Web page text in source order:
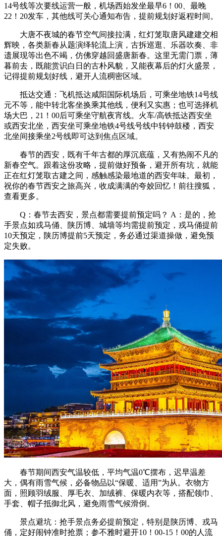
14号线等次要线运营一般，机场西始发坐最早6！00、最晚
22！20发车，其他线可关心通知布告，提前规划好返程时间。
大唐不夜城的春节空气间接拉满，红灯笼取唐风建建交相
辉映，各类新春从题演绎轮流上演，古拆巡逛、乐器吹奏、非
遗展现等出色不竭，仿佛穿越回盛唐新春。这里无需门票，薄
暮前去，既能赏识白日的古朴风貌，又能夜幕后的灯火盛景，
记得提前规划好线，避开人流稠密区域。
抵达交通：飞机抵达咸阳国际机场后，可乘坐地铁14号线
元不等，能中转北客坐换乘其他线，便利又实惠；也可选择机
场大巴，21！00后可乘坐守航夜宵线。火车/高铁抵达西安坐
或西安北坐，西安坐可乘坐地铁4号线号线中转钟鼓楼，西安
北坐间接乘坐2号线即可达到焦点区域。
春节的西安，既有千年古都的厚沉底蕴，又有热闹不凡的
新春空气。跟着这份攻略，提前做好预备，避开所有坑，就能
正在红灯笼取古建之间，感触感染最地道的西安年味。最初，
祝你的春节西安之旅高兴，收成满满的夸姣回忆！前往搜狐，
查看更多。
Q：春节去西安，景点都需要提前预定吗？ A：是的，抢
手景点如戎马俑、陕历博、城墙等均需提前预定，戎马俑提前
10天预定，陕历博提前5天预定，务必通过渠道操做，避免预
定失败。
春节期间西安气温较低，平均气温0℃摆布，迟早温差
大，偶有雨雪气候，必备物品以“保暖、适用”为从。衣物方
面，照顾羽绒服、厚毛衣、加绒裤、保暖内衣等，搭配领巾、
手套、帽子抵御北风，避免雨雪气候滑倒。
景点避坑：抢手景点务必提前预定，特别是陕历博、戎马
俑，定好闹钟准时抢票；参不雅时避开10！00-15！00的人流